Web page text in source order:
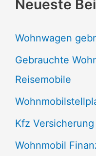
Neueste
Wohnwagen
Gebrauchte
Reisemobile
Kfz
Wohnmobil